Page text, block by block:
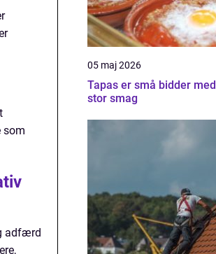
som
adfærd
05 maj 2026
Tapas er små bidder med
stor smag